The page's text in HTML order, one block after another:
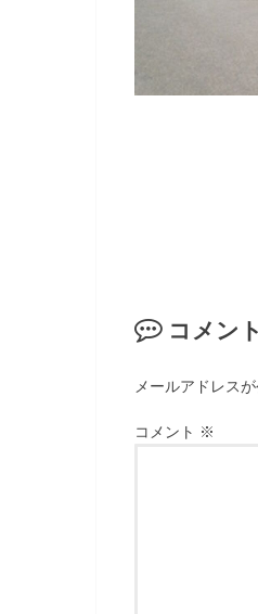
コメン
メールアドレス
コメント ※